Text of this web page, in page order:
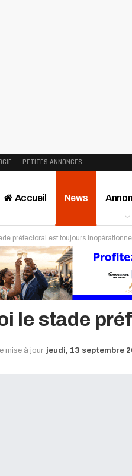
PETITES ANNONCES
Accueil News
Interviews Publireportage
préfectoral est toujours
le stade
mise à jour jeudi, 13 septembre